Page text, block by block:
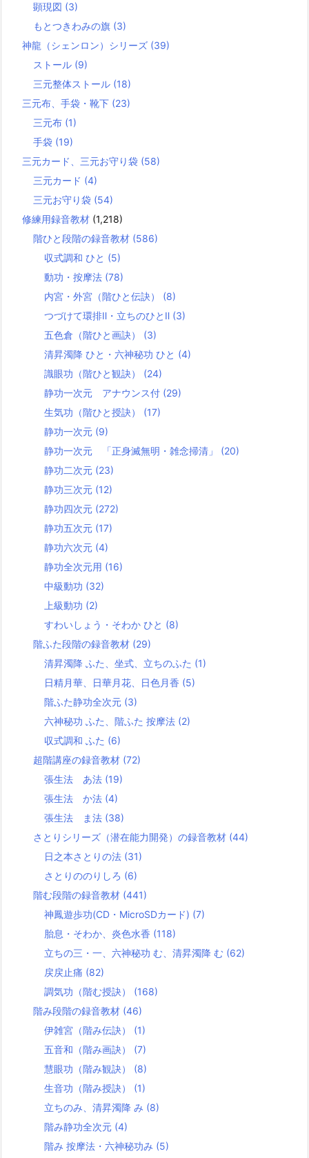
顕現図 (3)
もとつきわみの旗 (3)
神龍（シェンロン）シリーズ (39)
ストール (9)
三元整体ストール (18)
三元布、手袋・靴下 (23)
三元布 (1)
手袋 (19)
三元カード、三元お守り袋 (58)
三元カード (4)
三元お守り袋 (54)
修練用録音教材 (1,218)
階ひと段階の録音教材 (586)
収式調和 ひと (5)
動功・按摩法 (78)
内宮・外宮（階ひと伝訣） (8)
つづけて環排Ⅱ・立ちのひとⅡ (3)
五色倉（階ひと画訣） (3)
清昇濁降 ひと・六神秘功 ひと (4)
識眼功（階ひと観訣） (24)
静功一次元 アナウンス付 (29)
生気功（階ひと授訣） (17)
静功一次元 (9)
静功一次元 「正身滅無明・雑念掃清」 (20)
静功二次元 (23)
静功三次元 (12)
静功四次元 (272)
静功五次元 (17)
静功六次元 (4)
静功全次元用 (16)
中級動功 (32)
上級動功 (2)
すわいしょう・そわか ひと (8)
階ふた段階の録音教材 (29)
清昇濁降 ふた、坐式、立ちのふた (1)
日精月華、日華月花、日色月香 (5)
階ふた静功全次元 (3)
六神秘功 ふた、階ふた 按摩法 (2)
収式調和 ふた (6)
超階講座の録音教材 (72)
張生法 あ法 (19)
張生法 か法 (4)
張生法 ま法 (38)
さとりシリーズ（潜在能力開発）の録音教材 (44)
日之本さとりの法 (31)
さとりののりしろ (6)
階む段階の録音教材 (441)
神鳳遊歩功(CD・MicroSDカード) (7)
胎息・そわか、炎色水香 (118)
立ちの三・一、六神秘功 む、清昇濁降 む (62)
戻戻止痛 (82)
調気功（階む授訣） (168)
階み段階の録音教材 (46)
伊雑宮（階み伝訣） (1)
五音和（階み画訣） (7)
慧眼功（階み観訣） (8)
生音功（階み授訣） (1)
立ちのみ、清昇濁降 み (8)
階み静功全次元 (4)
階み 按摩法・六神秘功み (5)